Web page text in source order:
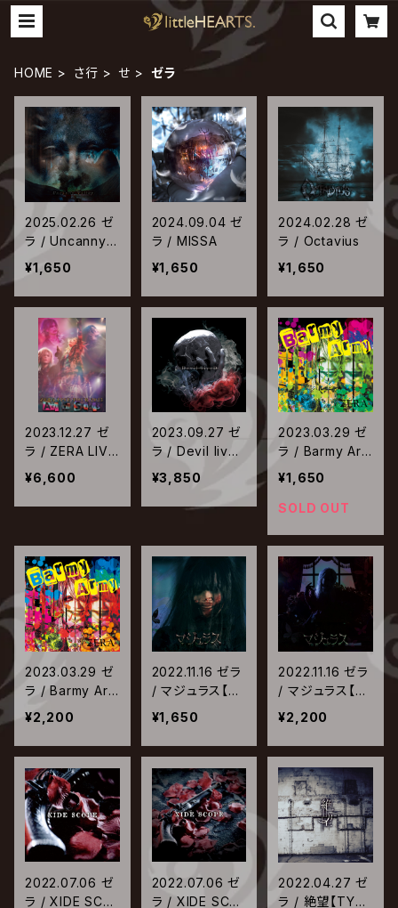
HOME さ行 せ ゼラ
2025.02.26 ゼ
ラ / Uncanny V
alley
¥1,650
2024.09.04 ゼ
ラ / MISSA
¥1,650
2024.02.28 ゼ
ラ / Octavius
¥1,650
2023.12.27 ゼ
ラ / ZERA LIVE
TOUR 2023 A
ce of Spades
¥6,600
2023.09.27 ゼ
ラ / Devil live
D
¥3,850
2023.03.29 ゼ
ラ / Barmy Arm
y【TYPE-B】
¥1,650
SOLD OUT
2023.03.29 ゼ
ラ / Barmy Arm
y【TYPE-A】
¥2,200
2022.11.16 ゼラ
/ マジュラス【T
YPE-B】
¥1,650
2022.11.16 ゼラ
/ マジュラス【T
YPE-A】
¥2,200
2022.07.06 ゼ
ラ / XIDE SCO
2022.07.06 ゼ
ラ / XIDE SCO
2022.04.27 ゼ
ラ / 絶望【TYPE